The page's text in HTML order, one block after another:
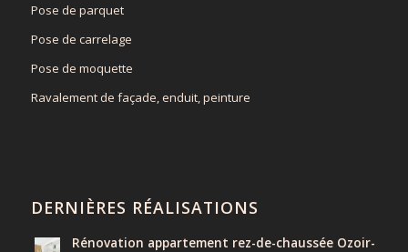
Pose de parquet
Pose de carrelage
Pose de moquette
Ravalement de façade, enduit, peinture
DERNIÈRES RÉALISATIONS
Rénovation appartement rez-de-chaussée Ozoir-